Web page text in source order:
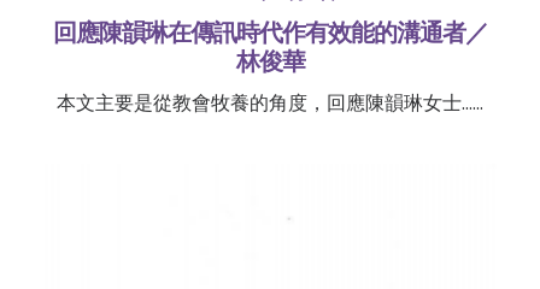
回應陳韻琳在傳訊時代作有效能的溝通者／
林俊華
本文主要是從教會牧養的角度，回應陳韻琳女士……